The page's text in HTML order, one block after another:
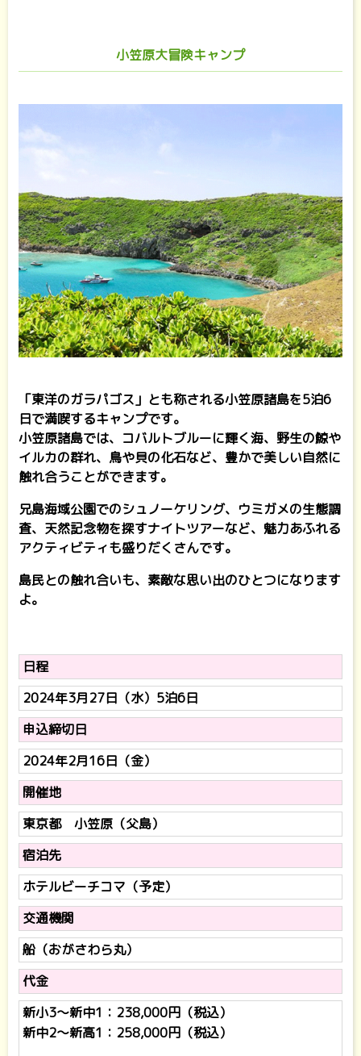
小笠原大冒険キャンプ
「東洋のガラパゴス」とも称される小笠原諸島を5泊6
日で満喫するキャンプです。
小笠原諸島では、コバルトブルーに輝く海、野生の鯨や
イルカの群れ、鳥や貝の化石など、豊かで美しい自然に
触れ合うことができます。
兄島海域公園でのシュノーケリング、ウミガメの生態調
査、天然記念物を探すナイトツアーなど、魅力あふれる
アクティビティも盛りだくさんです。
島民との触れ合いも、素敵な思い出のひとつになります
よ。
日程
2024年3月27日（水）5泊6日
申込締切日
2024年2月16日（金）
開催地
東京都 小笠原（父島）
宿泊先
ホテルビーチコマ（予定）
交通機関
船（おがさわら丸）
代金
新小3～新中1：238,000円（税込）
新中2～新高1：258,000円（税込）